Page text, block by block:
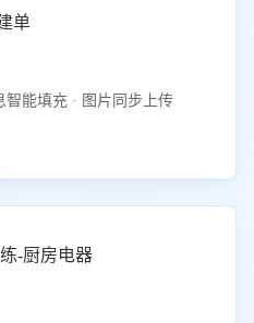
单
智能填充 · 图片同步上传
-厨房电器